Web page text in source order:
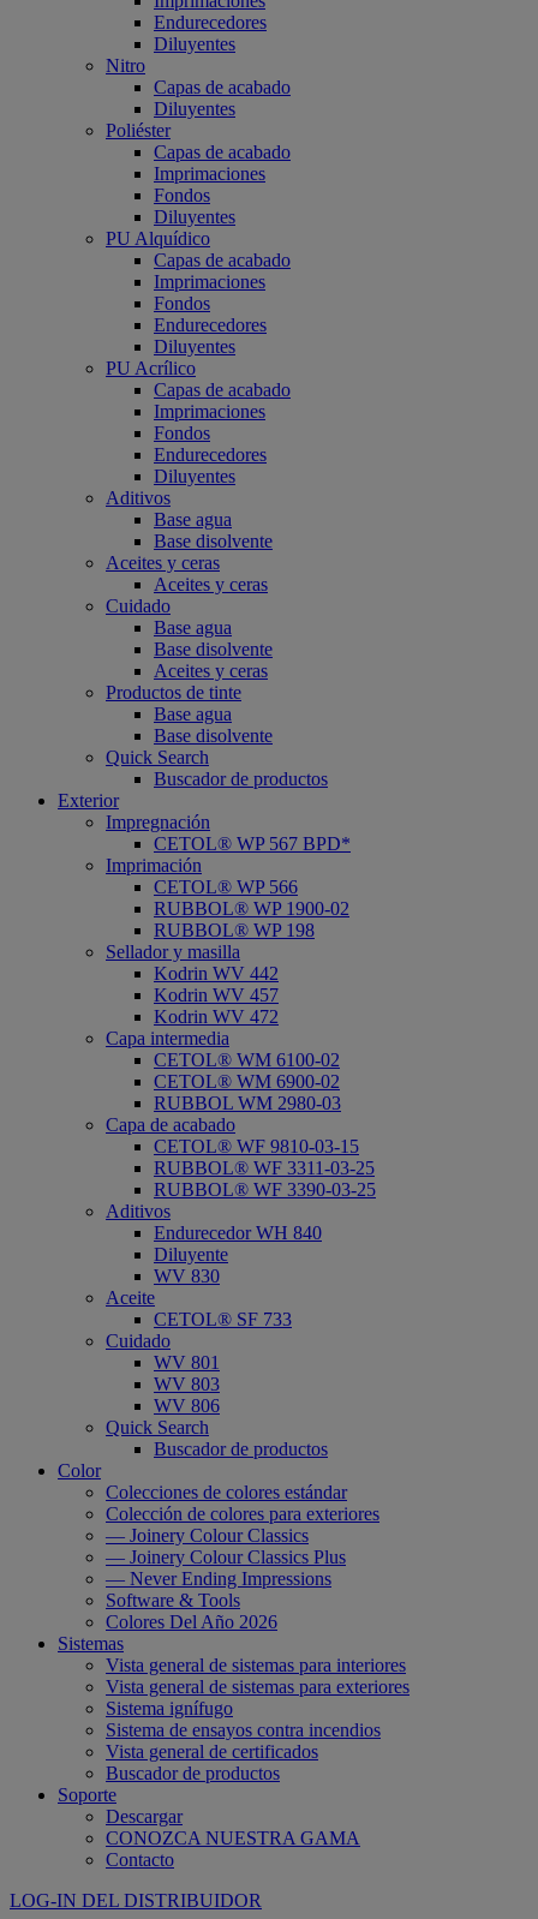
Endurecedores
Diluyentes
Nitro
Capas de acabado
Diluyentes
Poliéster
Capas de acabado
Imprimaciones
Fondos
Diluyentes
PU Alquídico
Capas de acabado
Imprimaciones
Fondos
Endurecedores
Diluyentes
PU Acrílico
Capas de acabado
Imprimaciones
Fondos
Endurecedores
Diluyentes
Aditivos
Base agua
Base disolvente
Aceites y ceras
Aceites y ceras
Cuidado
Base agua
Base disolvente
Aceites y ceras
Productos de tinte
Base agua
Base disolvente
Quick Search
Buscador de productos
Exterior
Impregnación
CETOL® WP 567 BPD*
Imprimación
CETOL® WP 566
RUBBOL® WP 1900-02
RUBBOL® WP 198
Sellador y masilla
Kodrin WV 442
Kodrin WV 457
Kodrin WV 472
Capa intermedia
CETOL® WM 6100-02
CETOL® WM 6900-02
RUBBOL WM 2980-03
Capa de acabado
CETOL® WF 9810-03-15
RUBBOL® WF 3311-03-25
RUBBOL® WF 3390-03-25
Aditivos
Endurecedor WH 840
Diluyente
WV 830
Aceite
CETOL® SF 733
Cuidado
WV 801
WV 803
WV 806
Quick Search
Buscador de productos
Color
Colecciones de colores estándar
Colección de colores para exteriores
— Joinery Colour Classics
— Joinery Colour Classics Plus
— Never Ending Impressions
Software & Tools
Colores Del Año 2026
Sistemas
Vista general de sistemas para interiores
Vista general de sistemas para exteriores
Sistema ignífugo
Sistema de ensayos contra incendios
Vista general de certificados
Buscador de productos
Soporte
Descargar
CONOZCA NUESTRA GAMA
Contacto
LOG-IN DEL DISTRIBUIDOR